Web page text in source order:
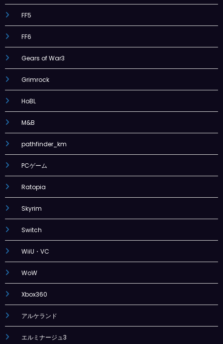
FF5
FF6
Gears of War3
Grimrock
HoBL
M&B
pathfinder_km
PCゲーム
Ratopia
Skyrim
Switch
WiiU・VC
WoW
Xbox360
アルケランド
エルミナージュ3